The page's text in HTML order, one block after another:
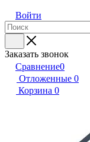
Войти
Заказать звонок
Сравнение0
Отложенные 0
Корзина 0